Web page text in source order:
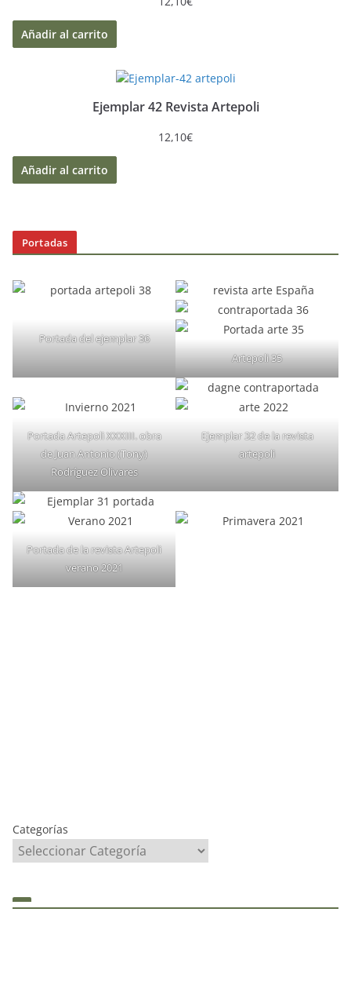
Añadir al carrito
Ejemplar 42 Revista Artepoli
12,10€
Añadir al carrito
Portadas
Portada del ejemplar 36
Artepoli 35
Portada Artepoli XXXIII. obra
de Juan Antonio (Tony)
Rodríguez Olivares
Ejemplar 32 de la revista
artepoli
Portada de la revista Artepoli
verano 2021
Categorías